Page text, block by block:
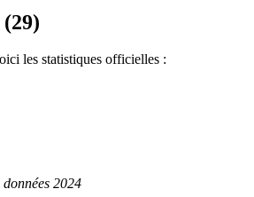
les statistiques officielles :
2024